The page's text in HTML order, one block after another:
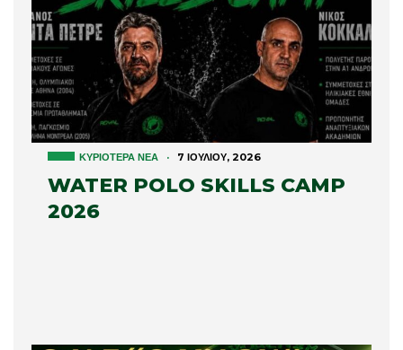
ΚΥΡΙΌΤΕΡΑ ΝΈΑ · 7 ΙΟΥΛΊΟΥ, 2026
WATER POLO SKILLS CAMP
2026